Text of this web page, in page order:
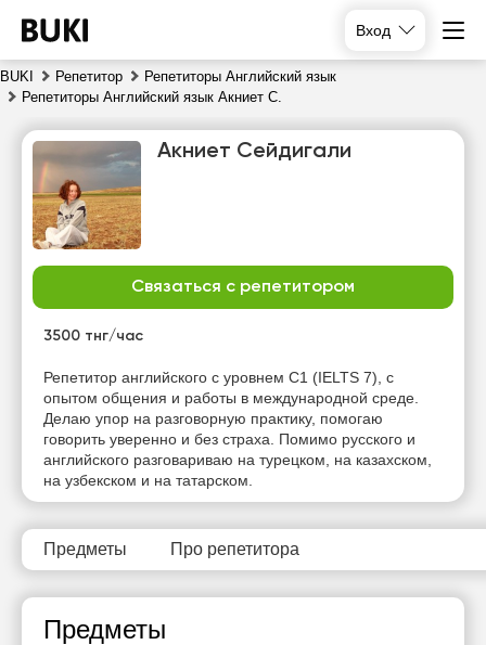
Вход
BUKI Репетитор
Репетиторы Английский язык
Репетиторы Английский язык Акниет С.
Акниет Сейдигали
Связаться с репетитором
3500 тнг/час
Репетитор английского с уровнем C1 (IELTS 7), с
опытом общения и работы в международной среде.
Делаю упор на разговорную практику, помогаю
говорить уверенно и без страха. Помимо русского и
английского разговариваю на турецком, на казахском,
на узбекском и на татарском.
Предметы Про репетитора
Предметы
пн
вт
Нет
свободных
часов
Нет
свободных
часов
Нет
свободных
часов
свободных